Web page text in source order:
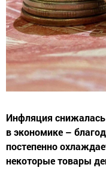
Инфляция снижалась
в экономике –
постепенно
некоторые товары